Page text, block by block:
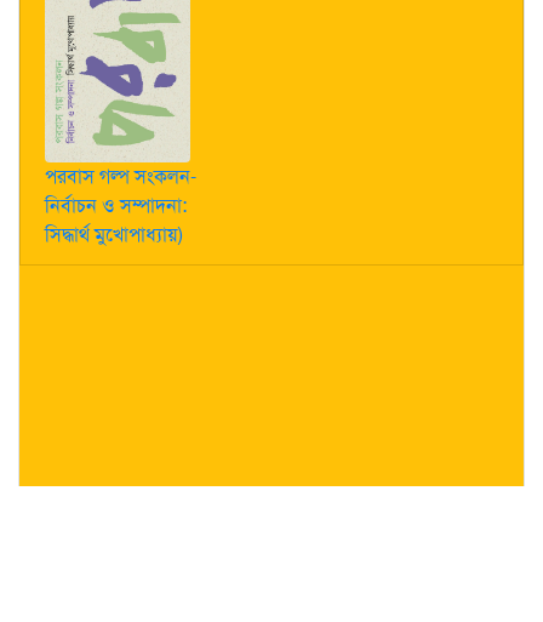
পরবাস গল্প সংকলন-
নির্বাচন ও সম্পাদনা:
সিদ্ধার্থ মুখোপাধ্যায়)